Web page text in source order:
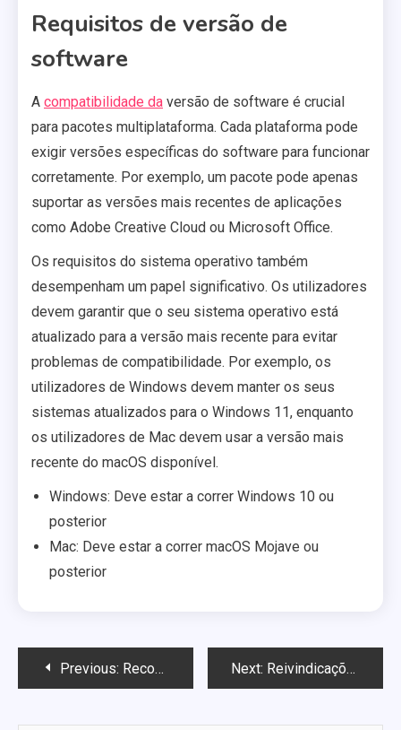
Requisitos de versão de
software
A compatibilidade da versão de software é crucial
para pacotes multiplataforma. Cada plataforma pode
exigir versões específicas do software para funcionar
corretamente. Por exemplo, um pacote pode apenas
suportar as versões mais recentes de aplicações
como Adobe Creative Cloud ou Microsoft Office.
Os requisitos do sistema operativo também
desempenham um papel significativo. Os utilizadores
devem garantir que o seu sistema operativo está
atualizado para a versão mais recente para evitar
problemas de compatibilidade. Por exemplo, os
utilizadores de Windows devem manter os seus
sistemas atualizados para o Windows 11, enquanto
os utilizadores de Mac devem usar a versão mais
recente do macOS disponível.
Windows: Deve estar a correr Windows 10 ou
posterior
Mac: Deve estar a correr macOS Mojave ou
posterior
PostPrevious: Recompensas de Drop: Tipos de itens, Níveis de raridade, Processos de reivindicação Next: Reivindicações de Conjuntos de Armadura: Tipos de materiais, Estilos estéticos, Métodos de reivindicação